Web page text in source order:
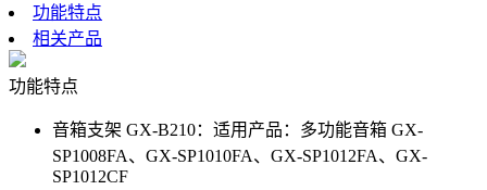
功能特点
相关产品
功能特点
音箱支架 GX-B210：适用产品：多功能音箱 GX-
SP1008FA、GX-SP1010FA、GX-SP1012FA、GX-
SP1012CF